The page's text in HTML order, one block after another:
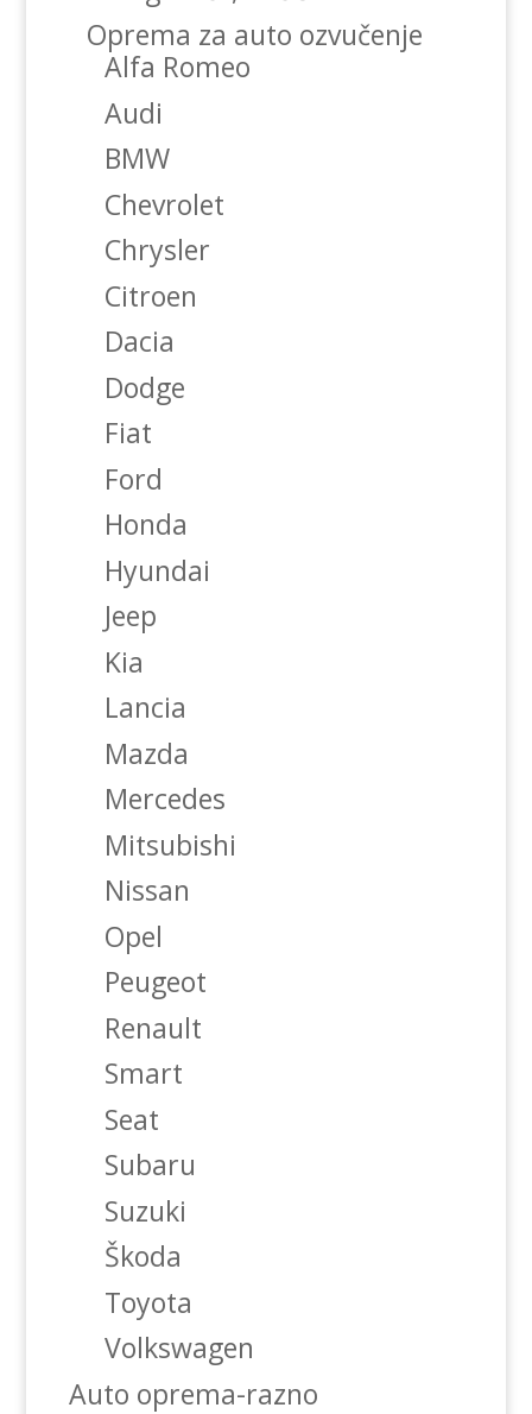
Oprema za auto ozvučenje
Alfa Romeo
Audi
BMW
Chevrolet
Chrysler
Citroen
Dacia
Dodge
Fiat
Ford
Honda
Hyundai
Jeep
Kia
Lancia
Mazda
Mercedes
Mitsubishi
Nissan
Opel
Peugeot
Renault
Smart
Seat
Subaru
Suzuki
Škoda
Toyota
Volkswagen
Auto oprema-razno